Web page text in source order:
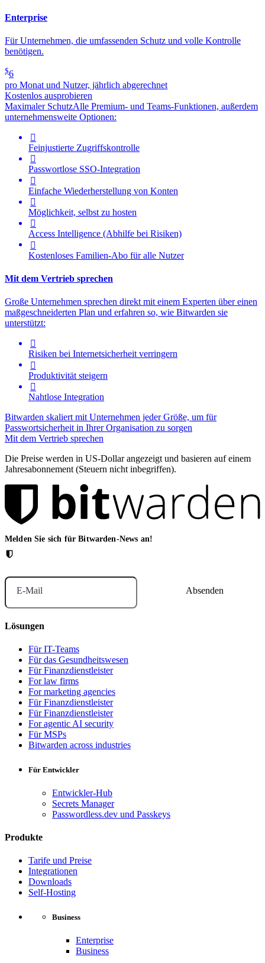
Enterprise
Für Unternehmen, die umfassenden Schutz und volle Kontrolle
benötigen.
$6
pro Monat und Nutzer, jährlich abgerechnet
Kostenlos ausprobieren
Maximaler SchutzAlle Premium- und Teams-Funktionen, außerdem
unternehmensweite Optionen:

Feinjustierte Zugriffskontrolle

Passwortlose SSO-Integration

Einfache Wiederherstellung von Konten

Möglichkeit, selbst zu hosten

Access Intelligence (Abhilfe bei Risiken)

Kostenloses Familien-Abo für alle Nutzer
Mit dem Vertrieb sprechen
Große Unternehmen sprechen direkt mit einem Experten über einen
maßgeschneiderten Plan und erfahren so, wie Bitwarden sie
unterstützt:

Risiken bei Internetsicherheit verringern

Produktivität steigern

Nahtlose Integration
Bitwarden skaliert mit Unternehmen jeder Größe, um für
Passwortsicherheit in Ihrer Organisation zu sorgen
Mit dem Vertrieb sprechen
Die Preise werden in US-Dollar angezeigt und basieren auf einem
Jahresabonnement (Steuern nicht inbegriffen).
Melden Sie sich für Bitwarden-News an!
E-Mail
Lösungen
Für IT-Teams
Für das Gesundheitswesen
Für Finanzdienstleister
For law firms
For marketing agencies
Für Finanzdienstleister
Für Finanzdienstleister
For agentic AI security
Für MSPs
Bitwarden across industries
Für Entwickler
Entwickler-Hub
Secrets Manager
Passwordless.dev und Passkeys
Produkte
Tarife und Preise
Integrationen
Downloads
Self-Hosting
Business
Enterprise
Business